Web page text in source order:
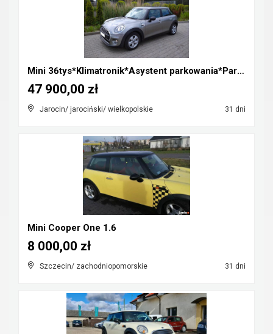
Mini 36tys*Klimatronik*Asystent parkowania*Parki p...
Jarocin/ jarociński/ wielkopolskie 31 dni
47 900,00 zł
Mini Cooper One 1.6
Szczecin/ zachodniopomorskie 31 dni
8 000,00 zł